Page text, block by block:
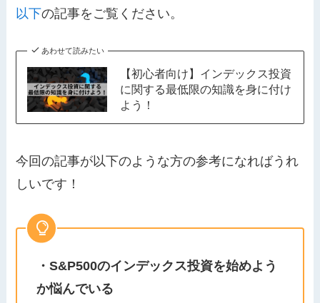
以下の記事をご覧ください。
あわせて読みたい
【初心者向け】インデックス投資
に関する最低限の知識を身に付け
よう！
今回の記事が以下のような方の参考になればうれ
しいです！
・S&P500のインデックス投資を始めよう
か悩んでいる